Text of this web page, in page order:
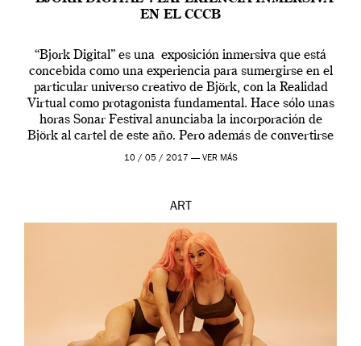
EN EL CCCB
“Bjork Digital” es una exposición inmersiva que está
concebida como una experiencia para sumergirse en el
particular universo creativo de Björk, con la Realidad
Virtual como protagonista fundamental. Hace sólo unas
horas Sonar Festival anunciaba la incorporación de
Björk al cartel de este año. Pero además de convertirse
en una de las actuaciones más relevantes […]
10 / 05 / 2017 — VER MÁS
ART